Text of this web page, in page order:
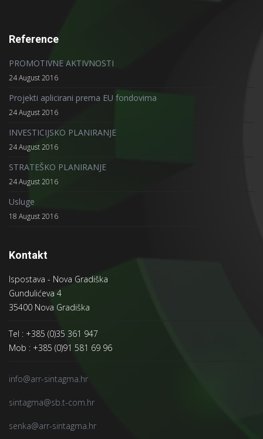
Reference
PROMOTIVNE AKTIVNOSTI
24 August 2016
Projekti aplicirani prema EU fondovima
24 August 2016
INVESTICIJSKO PLANIRANJE
24 August 2016
STRATEŠKO PLANIRANJE
24 August 2016
Usluge
18 August 2016
Kontakt
Ispostava - Nova Gradiška
Gundulićeva 4
35400 Nova Gradiška
Tel : +385 (0)35 361 947
Mob : +385 (0)91 581 69 96
info@arr-sintagma.hr
sintagma@sb.t-com.hr
senka@arr-sintagma.hr